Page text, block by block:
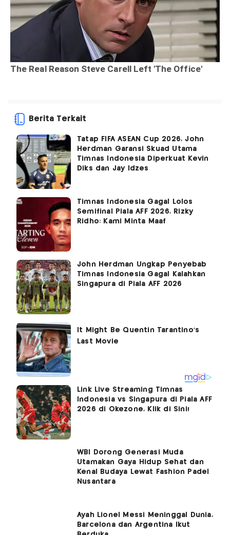
Berita Terkait
Tatap FIFA ASEAN Cup 2026, John
Herdman Garansi Skuad Utama
Timnas Indonesia Diperkuat Kevin
Diks dan Jay Idzes
Timnas Indonesia Gagal Lolos
Semifinal Piala AFF 2026, Rizky
Ridho: Kami Minta Maaf
John Herdman Ungkap Penyebab
Timnas Indonesia Gagal Kalahkan
Singapura di Piala AFF 2026
Link Live Streaming Timnas
Indonesia vs Singapura di Piala AFF
2026 di Okezone, Klik di Sini!
WBI Dorong Generasi Muda
Utamakan Gaya Hidup Sehat dan
Kenal Budaya Lewat Fashion Padel
Nusantara
Ayah Lionel Messi Meninggal Dunia,
Barcelona dan Argentina Ikut